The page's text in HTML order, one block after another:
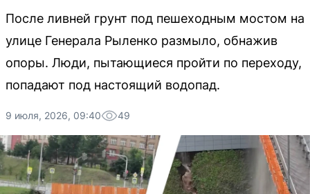
После ливней грунт под пешеходным мостом на
улице Генерала Рыленко размыло, обнажив
опоры. Люди, пытающиеся пройти по переходу,
попадают под настоящий водопад.
9 июля, 2026, 09:40 49